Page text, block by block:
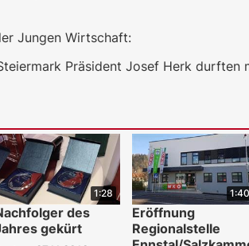
Jungen Wirtschaft:
Präsident Josef Herk durften
1:28
des
gekürt
1:40
Eröffnung
Regionalstelle